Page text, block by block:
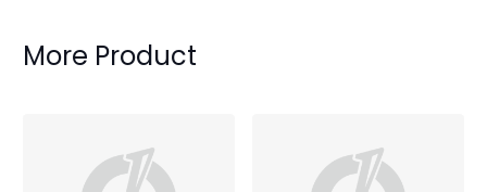
More Product